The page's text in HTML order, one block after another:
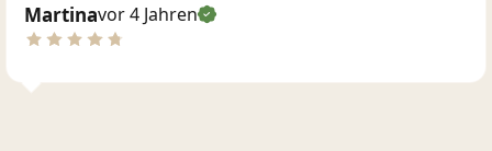
Martinavor 4 Jahren